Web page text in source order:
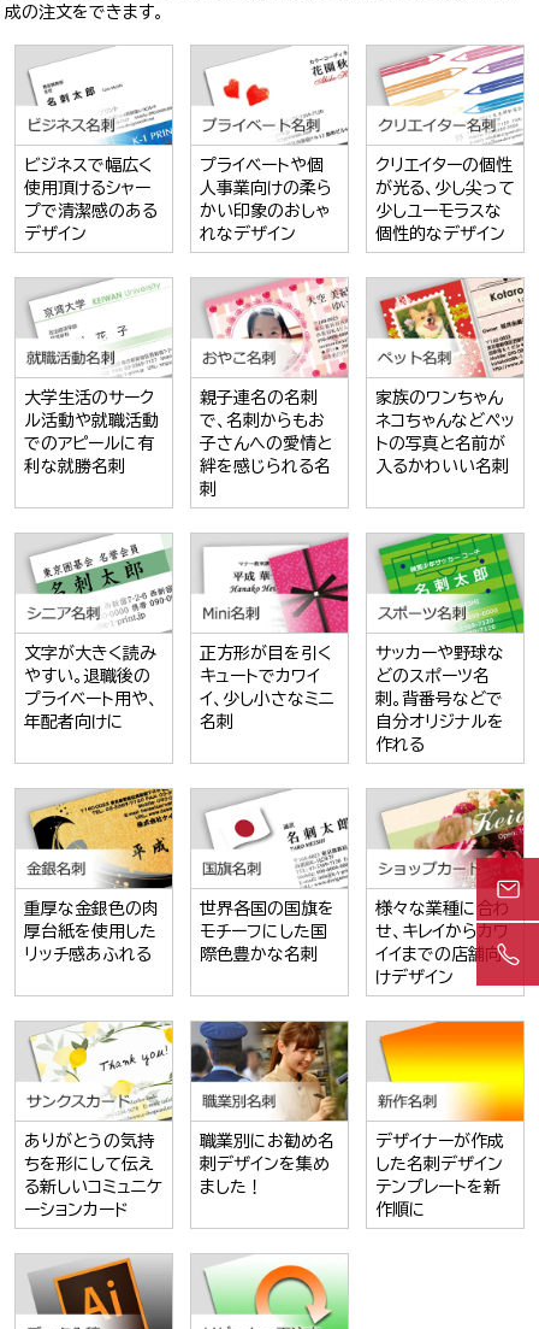
成の注文をできます。
ビジネスで幅広く
使用頂けるシャー
プで清潔感のある
デザイン
プライベートや個
人事業向けの柔ら
かい印象のおしゃ
れなデザイン
クリエイターの個性
が光る、少し尖って
少しユーモラスな
個性的なデザイン
大学生活のサーク
ル活動や就職活動
でのアピールに有
利な就勝名刺
親子連名の名刺
で、名刺からもお
子さんへの愛情と
絆を感じられる名
刺
家族のワンちゃん
ネコちゃんなどペッ
トの写真と名前が
入るかわいい名刺
文字が大きく読み
やすい。退職後の
プライベート用や、
年配者向けに
正方形が目を引く
キュートでカワイ
イ、少し小さなミニ
名刺
サッカーや野球な
どのスポーツ名
刺。背番号などで
自分オリジナルを
作れる
重厚な金銀色の肉
厚台紙を使用した
リッチ感あふれる
世界各国の国旗を
モチーフにした国
際色豊かな名刺
様々な業種に合わ
せ、キレイからカワ
イイまでの店舗向
けデザイン
ありがとうの気持
ちを形にして伝え
る新しいコミュニケ
ーションカード
職業別にお勧め名
刺デザインを集め
ました！
デザイナーが作成
した名刺デザイン
テンプレートを新
作順に